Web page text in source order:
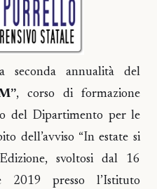
seconda annualità del
, corso di formazione
del Dipartimento per le
dell’avviso “In estate si
svoltosi dal 16
presso l’Istituto